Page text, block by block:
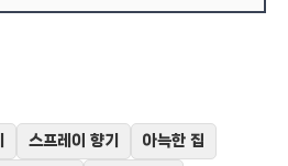
스프레이 향기 아늑한 집